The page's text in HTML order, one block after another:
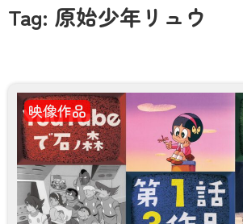
Tag: 原始少年リュウ
映像作品